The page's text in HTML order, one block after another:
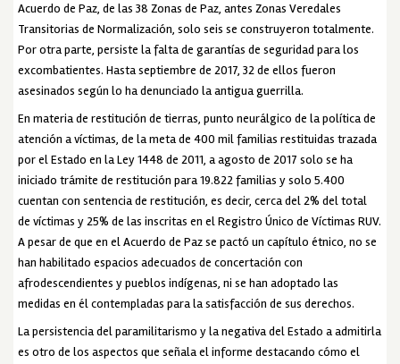
Acuerdo de Paz, de las 38 Zonas de Paz, antes Zonas Veredales
Transitorias de Normalización, solo seis se construyeron totalmente.
Por otra parte, persiste la falta de garantías de seguridad para los
excombatientes. Hasta septiembre de 2017, 32 de ellos fueron
asesinados según lo ha denunciado la antigua guerrilla.
En materia de restitución de tierras, punto neurálgico de la política de
atención a víctimas, de la meta de 400 mil familias restituidas trazada
por el Estado en la Ley 1448 de 2011, a agosto de 2017 solo se ha
iniciado trámite de restitución para 19.822 familias y solo 5.400
cuentan con sentencia de restitución, es decir, cerca del 2% del total
de víctimas y 25% de las inscritas en el Registro Único de Víctimas RUV.
A pesar de que en el Acuerdo de Paz se pactó un capítulo étnico, no se
han habilitado espacios adecuados de concertación con
afrodescendientes y pueblos indígenas, ni se han adoptado las
medidas en él contempladas para la satisfacción de sus derechos.
La persistencia del paramilitarismo y la negativa del Estado a admitirla
es otro de los aspectos que señala el informe destacando cómo el